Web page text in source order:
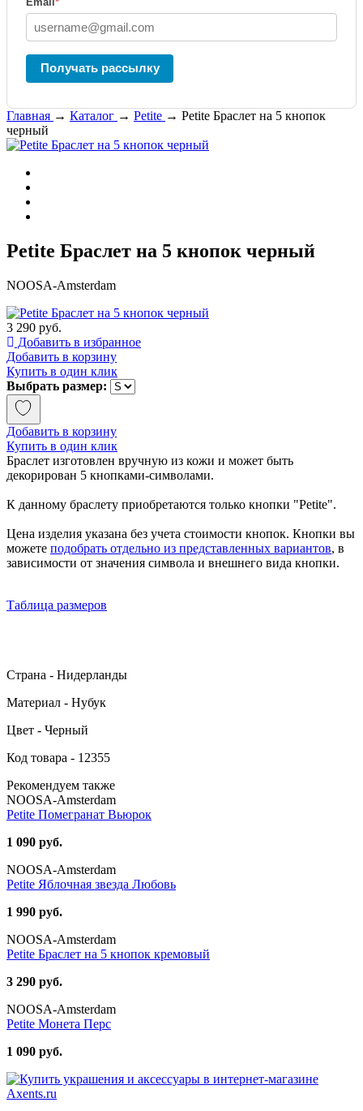
Получать рассылку
Главная → Каталог → Petite → Petite Браслет на 5 кнопок
черный
Petite Браслет на 5 кнопок черный
NOOSA-Amsterdam
3 290 руб.
Добавить в избранное
Добавить в корзину
Купить в один клик
Выбрать размер:
Добавить в корзину
Купить в один клик
Браслет изготовлен вручную из кожи и может быть
декорирован 5 кнопками-символами.
К данному браслету приобретаются только кнопки "Petite".
Цена изделия указана без учета стоимости кнопок. Кнопки вы
можете подобрать отдельно из представленных вариантов, в
зависимости от значения символа и внешнего вида кнопки.
Таблица размеров
Страна - Нидерланды
Материал - Нубук
Цвет - Черный
Код товара - 12355
Рекомендуем также
NOOSA-Amsterdam
Petite Помегранат Вьюрок
1 090 руб.
NOOSA-Amsterdam
Petite Яблочная звезда Любовь
1 990 руб.
NOOSA-Amsterdam
Petite Браслет на 5 кнопок кремовый
3 290 руб.
NOOSA-Amsterdam
Petite Монета Перс
1 090 руб.